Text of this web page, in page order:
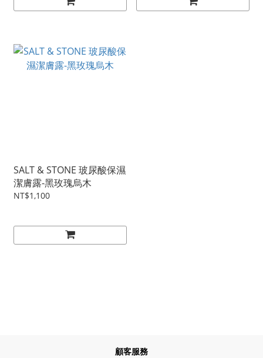
SALT & STONE 玻尿酸保濕
潔膚露-黑玫瑰烏木
NT$1,100
顧客服務